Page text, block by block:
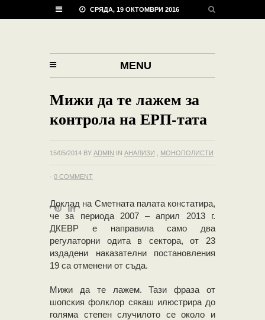
СРЯДА, 19 ОКТОМВРИ 2016
MENU
Мижи да те лажем за
контрола на ЕРП-тата
15/05/2014 BY ADMIN IN АНАЛИЗИ МОНОПОЛИСТИ
· 0 COMMENT
Доклад на Сметната палата констатира,
че за периода 2007 – април 2013 г.
ДКЕВР е направила само два
регулаторни одита в сектора, от 23
издадени наказателни постановления
19 са отменени от съда.
Мижи да те лажем. Тази фраза от
шопския фолклор сякаш илюстрира до
голяма степен случилото се около и